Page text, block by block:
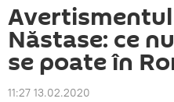
Năstase: ce
se poate în
11:27 13.02.2020